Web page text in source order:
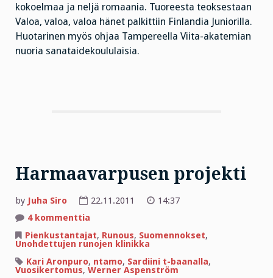
kokoelmaa ja neljä romaania. Tuoreesta teoksestaan
Valoa, valoa, valoa hänet palkittiin Finlandia Juniorilla.
Huotarinen myös ohjaa Tampereella Viita-akatemian
nuoria sanataidekoululaisia.
Harmaavarpusen projekti
by Juha Siro 22.11.2011
14:37
4 kommenttia
projekti
Pienkustantajat, Runous, Suomennokset,
Unohdettujen runojen klinikka
Kari Aronpuro, ntamo, Sardiini t-baanalla,
Vuosikertomus, Werner Aspenström